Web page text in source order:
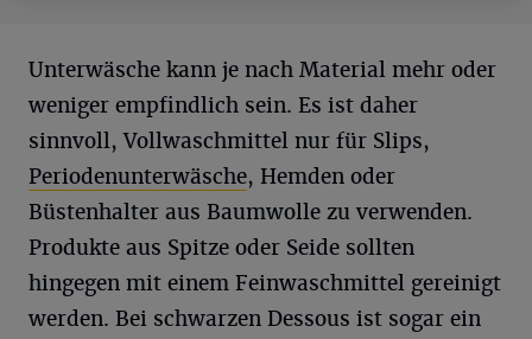
Unterwäsche kann je nach Material mehr oder
weniger empfindlich sein. Es ist daher
sinnvoll, Vollwaschmittel nur für Slips,
Periodenunterwäsche, Hemden oder
Büstenhalter aus Baumwolle zu verwenden.
Produkte aus Spitze oder Seide sollten
hingegen mit einem Feinwaschmittel gereinigt
werden. Bei schwarzen Dessous ist sogar ein